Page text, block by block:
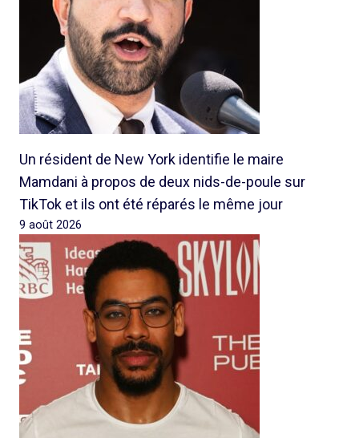
Un résident de New York identifie le maire
Mamdani à propos de deux nids-de-poule sur
TikTok et ils ont été réparés le même jour
9 août 2026